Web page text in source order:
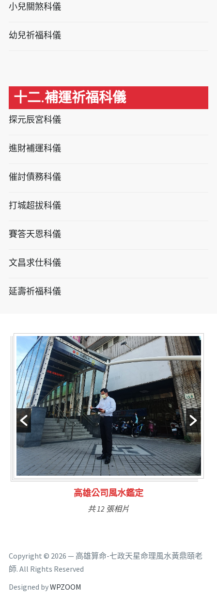
小兒關煞科儀
幼兒祈福科儀
十二.補運祈福科儀
探元辰宮科儀
進財補運科儀
催討債務科儀
打城超拔科儀
賽答天恩科儀
文昌求仕科儀
延壽祈福科儀
林氏福主量子生基造命
共 6 張相片
Copyright © 2026 — 高雄算命-七政天星命理風水黃鼎頤老
師. All Rights Reserved
Designed byWPZOOM